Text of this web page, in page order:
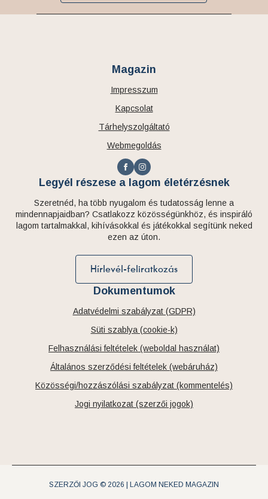
Magazin
Impresszum
Kapcsolat
Tárhelyszolgáltató
Webmegoldás
Legyél részese a lagom életérzésnek
Szeretnéd, ha több nyugalom és tudatosság lenne a
mindennapjaidban? Csatlakozz közösségünkhöz, és inspiráló
lagom tartalmakkal, kihívásokkal és játékokkal segítünk neked
ezen az úton.
Hírlevél-feliratkozás
Dokumentumok
Adatvédelmi szabályzat (GDPR)
Süti szablya (cookie-k)
Felhasználási feltételek (weboldal használat)
Általános szerződési feltételek (webáruház)
Közösségi/hozzászólási szabályzat (kommentelés)
Jogi nyilatkozat (szerzői jogok)
SZERZŐI JOG © 2026 | LAGOM NEKED MAGAZIN